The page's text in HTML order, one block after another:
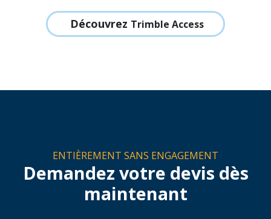
de mise en place avancée, le SX12 peut être
positionné avec une précision maximale, même
sur des surfaces non nivelées ou dans un
système de coordonnées orienté objet. Cette